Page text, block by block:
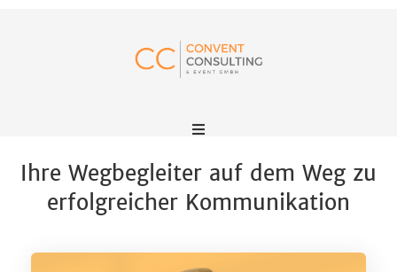
Ihre Wegbegleiter auf dem Weg zu
erfolgreicher Kommunikation